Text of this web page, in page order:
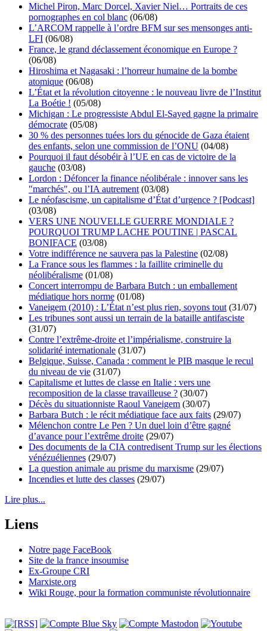
Michel Piron, Marc Dorcel, Xavier Niel… Portraits de ces
pornographes en col blanc (06/08)
L’ARCOM rappelle à l’ordre BFM sur ses mensonges anti-
LFI (06/08)
France, le grand déclassement économique en Europe ?
(06/08)
Hiroshima et Nagasaki : l’horreur humaine de la bombe
atomique (06/08)
L’État et la révolution citoyenne : le nouveau livre de l’Institut
La Boétie ! (05/08)
Michigan : Le progressiste Abdul El-Sayed gagne la primaire
démocrate (05/08)
30 % des personnes tuées lors du génocide de Gaza étaient
des enfants, selon une commission de l’ONU (04/08)
Pourquoi il faut désobéir à l’UE en cas de victoire de la
gauche (03/08)
Lordon : Défoncer la finance néolibérale : innover sans les
"marchés", ou l’IA autrement (03/08)
Le néofascisme, un capitalisme d’État d’urgence ? [Podcast]
(03/08)
VERS UNE NOUVELLE GUERRE MONDIALE ?
POURQUOI TRUMP LACHE POUTINE | PASCAL
BONIFACE (03/08)
Votre indifférence ne sauvera pas la Palestine (02/08)
La France sous les flammes : la faillite criminelle du
néolibéralisme (01/08)
Concert interrompu de Barbara Butch : un emballement
médiatique hors norme (01/08)
Vaneigem (2010) : L’État n’est plus rien, soyons tout (31/07)
Les tribunes sont aussi un terrain de la bataille antifasciste
(31/07)
Contre l’extrême-droite et l’impérialisme, construire la
solidarité internationale (31/07)
Belgique, Suisse, Canada : comment le PIB masque le recul
du niveau de vie (31/07)
Capitalisme et luttes de classe en Italie : vers une
recomposition de la classe travailleuse ? (30/07)
Décès du situationniste Raoul Vaneigem (30/07)
Barbara Butch : le récit médiatique face aux faits (29/07)
Mélenchon contre Le Pen ? Un duel loin d’être gagné
d’avance pour l’extrême droite (29/07)
Des documents de la CIA contredisent Trump sur les élections
vénézuéliennes (29/07)
La question animale au prisme du marxisme (29/07)
Incendies et lutte des classes (29/07)
Lire plus...
Liens
Notre page FaceBook
Site de la france insoumise
Ex-Groupe CRI
Marxiste.org
Wiki Rouge, pour la formation communiste révolutionnaire